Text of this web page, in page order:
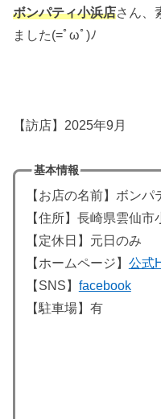
ボンパティ小浜店さん、
ました(=ﾟωﾟ)ﾉ
【訪店】2025年9月
基本情報
【お店の名前】ボンパ
【住所】長崎県雲仙
【定休日】元日のみ
【ホームページ】 公式
【SNS】 facebook
【駐車場】有